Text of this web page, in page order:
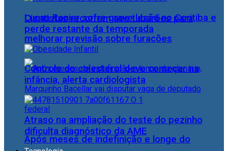
Cientistas recorrem aos tubarões para
melhorar previsão sobre furacões
Após meses de indefinição e longe do
Lucas Ronier sofre grave lesão no Coritiba e
perde restante da temporada
Controle do colesterol deve começar na
infância, alerta cardiologista
Atraso na ampliação do teste do pezinho
dificulta diagnóstico da AME